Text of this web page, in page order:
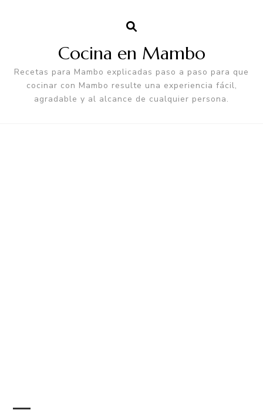
Cocina en Mambo
Recetas para Mambo explicadas paso a paso para que
cocinar con Mambo resulte una experiencia fácil,
agradable y al alcance de cualquier persona.